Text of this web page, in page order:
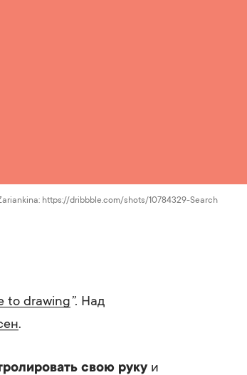
https://dribbble.com/shots/10784329-Search
to drawing”. Над
.
свою рукуи